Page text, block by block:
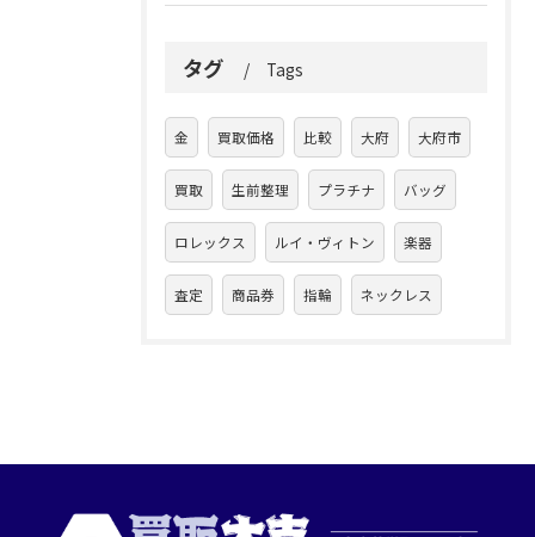
タグ Tags
金 買取価格 比較 大府 大府市
買取 生前整理 プラチナ バッグ
ロレックス ルイ・ヴィトン 楽器
査定 商品券 指輪 ネックレス